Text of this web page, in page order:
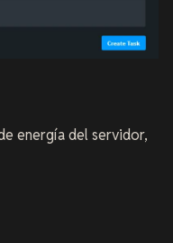
energía del servidor,